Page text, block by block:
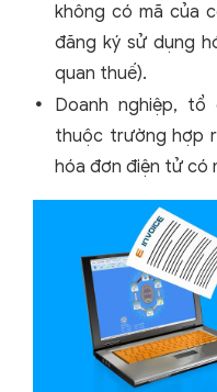
không có mã của
đăng ký sử dụng
quan thuế).
Doanh nghiệp,
thuộc trường hợp
hóa đơn điện tử có